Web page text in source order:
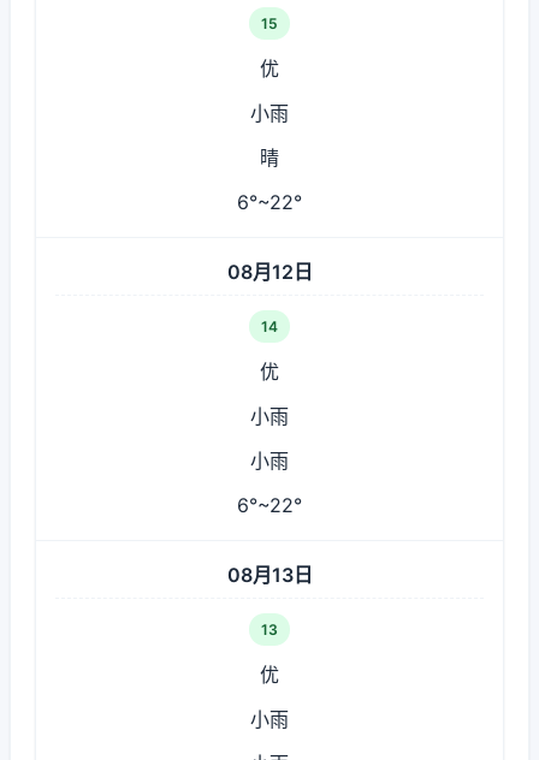
15
优
小雨
晴
6°~22°
08月12日
14
优
小雨
小雨
6°~22°
08月13日
13
优
小雨